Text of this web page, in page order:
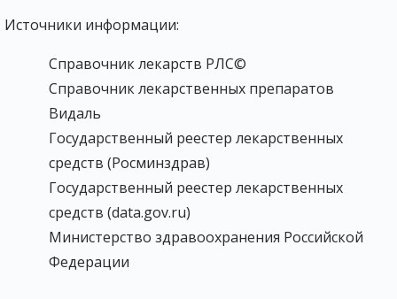
Источники информации:
Справочник лекарств РЛС©
Справочник лекарственных препаратов
Видаль
Государственный реестер лекарственных
средств (Росминздрав)
Государственный реестер лекарственных
средств (data.gov.ru)
Министерство здравоохранения Российской
Федерации